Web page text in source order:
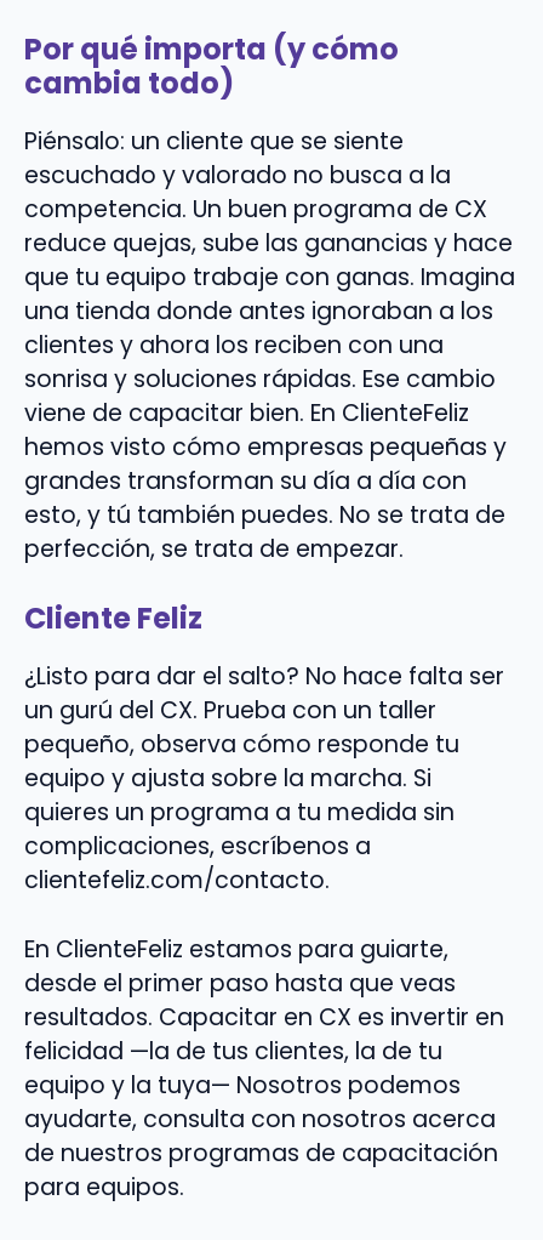
Por qué importa (y cómo
cambia todo)
Piénsalo: un cliente que se siente
escuchado y valorado no busca a la
competencia. Un buen programa de CX
reduce quejas, sube las ganancias y hace
que tu equipo trabaje con ganas. Imagina
una tienda donde antes ignoraban a los
clientes y ahora los reciben con una
sonrisa y soluciones rápidas. Ese cambio
viene de capacitar bien. En ClienteFeliz
hemos visto cómo empresas pequeñas y
grandes transforman su día a día con
esto, y tú también puedes. No se trata de
perfección, se trata de empezar.
Cliente Feliz
¿Listo para dar el salto? No hace falta ser
un gurú del CX. Prueba con un taller
pequeño, observa cómo responde tu
equipo y ajusta sobre la marcha. Si
quieres un programa a tu medida sin
complicaciones, escríbenos a
clientefeliz.com/contacto.
En ClienteFeliz estamos para guiarte,
desde el primer paso hasta que veas
resultados. Capacitar en CX es invertir en
felicidad —la de tus clientes, la de tu
equipo y la tuya— Nosotros podemos
ayudarte, consulta con nosotros acerca
de nuestros programas de capacitación
para equipos.